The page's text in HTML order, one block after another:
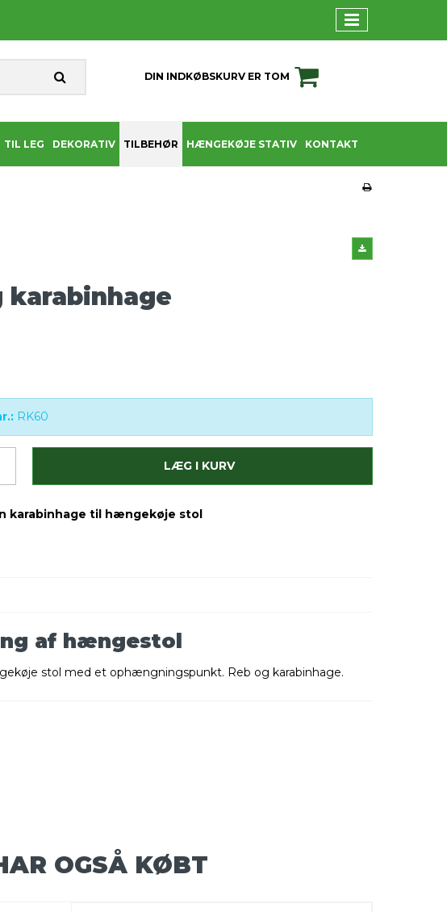
DIN INDKØBSKURV ER TOM
TIL LEG DEKORATIV TILBEHØR HÆNGEKØJE STATIV KONTAKT
karabinhage
RK60
LÆG I KURV
karabinhage til hængekøje stol
af hængestol
stol med et ophængningspunkt. Reb og karabinhage.
OGSÅ KØBT